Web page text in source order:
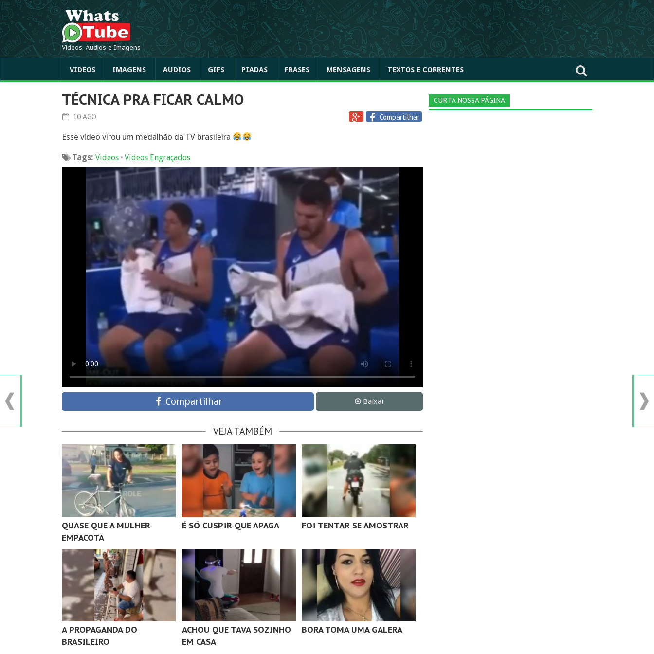
Videos, Audios e Imagens
VIDEOS IMAGENS AUDIOS GIFS PIADAS FRASES MENSAGENS TEXTOS E CORRENTES
TÉCNICA PRA FICAR CALMO
10 AGO Compartilhar
Esse vídeo virou um medalhão da TV brasileira
Tags: Videos • Videos Engraçados
Compartilhar Baixar
VEJA TAMBÉM
QUASE QUE A MULHER
EMPACOTA
É SÓ CUSPIR QUE APAGA FOI TENTAR SE AMOSTRAR
A PROPAGANDA DO
BRASILEIRO
ACHOU QUE TAVA SOZINHO
EM CASA
BORA TOMA UMA GALERA
CURTA NOSSA PÁGINA